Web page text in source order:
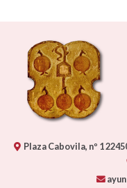
Plaza Cabovila, nº 1